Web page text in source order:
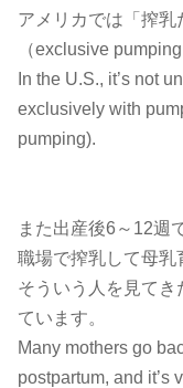
アメリカでは「搾乳
（exclusive
In the U.S., it’s not
exclusively with
pumping).
また出産後6～12週
職場で搾乳して母乳
そういう人を見てき
ています。
Many mothers go
postpartum, and it’s